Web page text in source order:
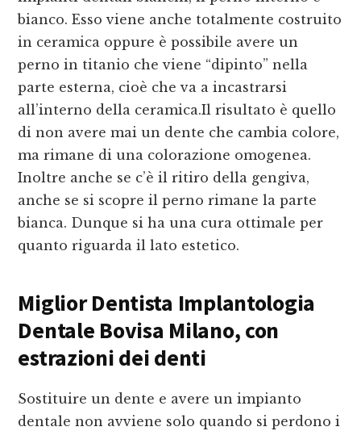
bianco. Esso viene anche totalmente costruito
in ceramica oppure è possibile avere un
perno in titanio che viene “dipinto” nella
parte esterna, cioè che va a incastrarsi
all’interno della ceramica.Il risultato è quello
di non avere mai un dente che cambia colore,
ma rimane di una colorazione omogenea.
Inoltre anche se c’è il ritiro della gengiva,
anche se si scopre il perno rimane la parte
bianca. Dunque si ha una cura ottimale per
quanto riguarda il lato estetico.
Miglior Dentista Implantologia
Dentale Bovisa Milano, con
estrazioni dei denti
Sostituire un dente e avere un impianto
dentale non avviene solo quando si perdono i